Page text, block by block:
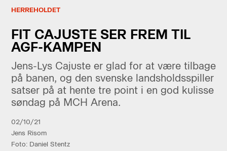
HERREHOLDET
FIT CAJUSTE SER FREM TIL
AGF-KAMPEN
Jens-Lys Cajuste er glad for at være tilbage
på banen, og den svenske landsholdsspiller
satser på at hente tre point i en god kulisse
søndag på MCH Arena.
02/10/21
Jens Risom
Foto: Daniel Stentz